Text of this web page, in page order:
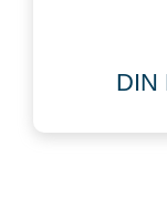
DIN